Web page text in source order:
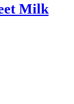
Milk